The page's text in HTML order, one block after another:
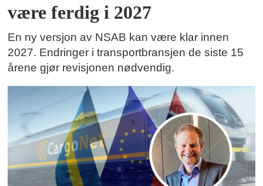
være ferdig i 2027
En ny versjon av NSAB kan være klar innen
2027. Endringer i transportbransjen de siste 15
årene gjør revisjonen nødvendig.